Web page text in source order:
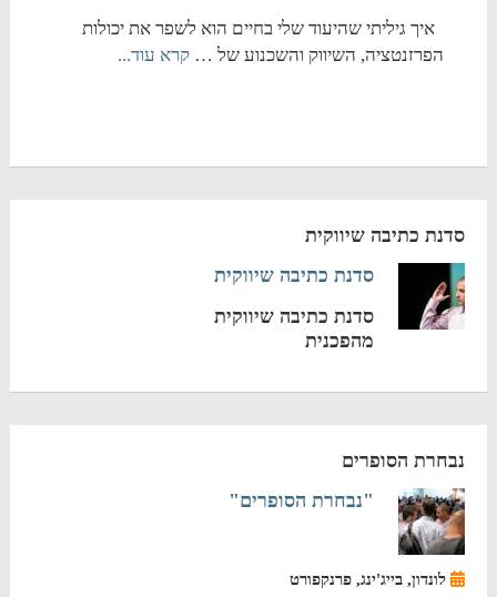
איך גיליתי שהיעוד שלי בחיים הוא לשפר את יכולות
הפרזנטציה, השיווק והשכנוע של … קרא עוד...
סדנת כתיבה שיווקית
סדנת כתיבה שיווקית
סדנת כתיבה שיווקית
מהפכנית
נבחרת הסופרים
"נבחרת הסופרים"
לונדון, בייג'ינג, פרנקפורט